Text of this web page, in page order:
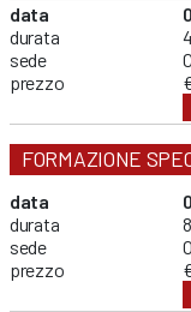
data
durata
sede
prezzo
FORMAZIONE
data
durata
sede
prezzo